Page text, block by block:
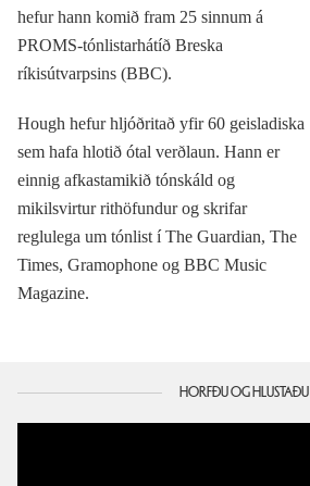
hefur hann komið fram 25 sinnum á
PROMS-tónlistarhátíð Breska
ríkisútvarpsins (BBC).
Hough hefur hljóðritað yfir 60 geisladiska
sem hafa hlotið ótal verðlaun. Hann er
einnig afkastamikið tónskáld og
mikilsvirtur rithöfundur og skrifar
reglulega um tónlist í The Guardian, The
Times, Gramophone og BBC Music
Magazine.
HORFÐU OG HLUSTAÐU